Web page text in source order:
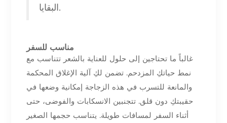
البقايا.
مناسب للسفر
غالباً ما تحتاجين إلى حلول للعناية بالشعر تتناسب مع
نمط حياتكِ المزدحم. تضمن لكِ آلية الإغلاق المحكمة
والمانعة للتسرب في هذه الزجاجة إمكانية وضعها في
حقيبتكِ دون قلق. تتجنبين الانسكابات والفوضى، حتى
أثناء السفر لمسافات طويلة. يتناسب حجمها الصغير